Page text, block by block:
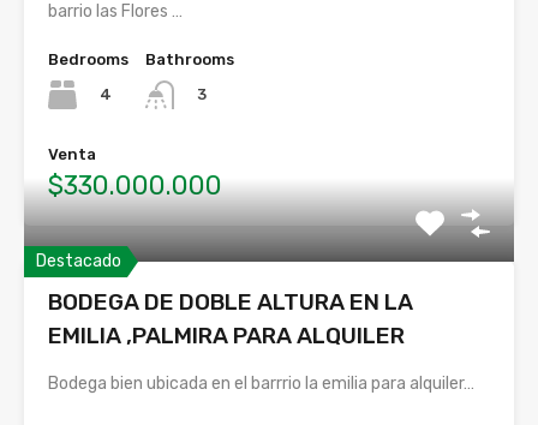
barrio las Flores …
Bedrooms
4
Bathrooms
3
Venta
$330.000.000
Destacado
BODEGA DE DOBLE ALTURA EN LA
EMILIA ,PALMIRA PARA ALQUILER
Bodega bien ubicada en el barrrio la emilia para alquiler…